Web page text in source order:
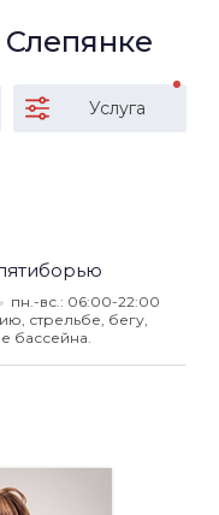
Слепянке
Услуга
пн.-вс.: 06:00-22:00
стрельбе, бегу,
бассейна.